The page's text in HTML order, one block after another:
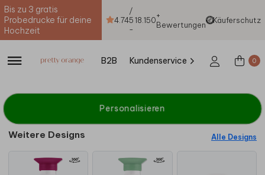
Bis zu 3 gratis
Probedrucke für deine
Hochzeit
4.74
/
5
-
18.150+
Bewertungen
Käuferschutz
B2B Kundenservice 0
Personalisieren
Weitere Designs Alle Designs